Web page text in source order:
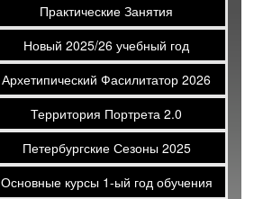
Практические Занятия
Новый 2025/26 учебный год
Архетипический Фасилитатор 2026
Территория Портрета 2.0
Петербургские Сезоны 2025
Основные курсы 1-ый год обучения